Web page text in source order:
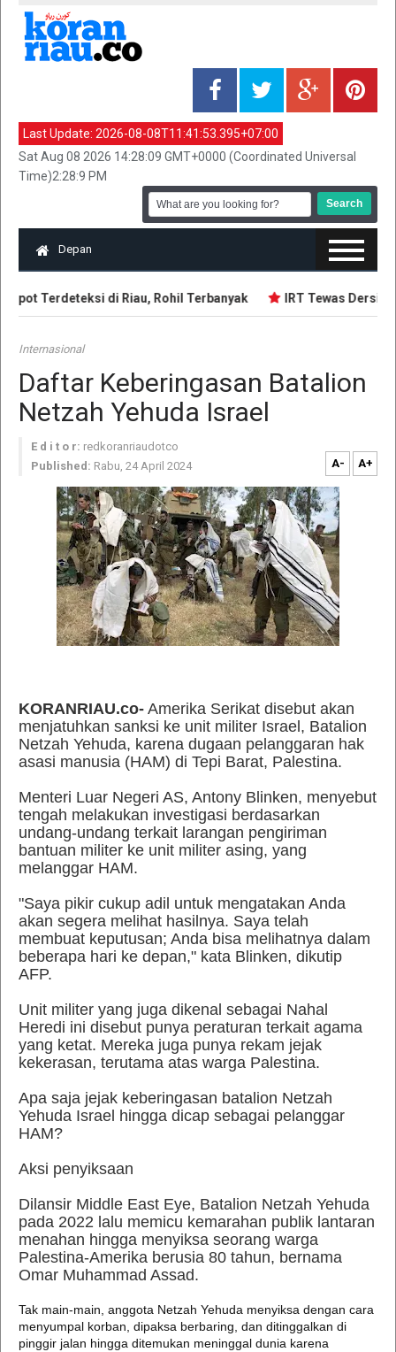
Last Update: 2026-08-08T11:41:53.395+07:00
Sat Aug 08 2026 14:28:09 GMT+0000 (Coordinated Universal
Time)2:28:9 PM
Depan
Terdeteksi di Riau, Rohil Terbanyak IRT Tewas
Internasional
Daftar Keberingasan Batalion
Netzah Yehuda Israel
E d i t o r: redkoranriaudotco
Published: Rabu, 24 April 2024 A- A+
KORANRIAU.co- Amerika Serikat disebut akan
menjatuhkan sanksi ke unit militer Israel, Batalion
Netzah Yehuda, karena dugaan pelanggaran hak
asasi manusia (HAM) di Tepi Barat, Palestina.
Menteri Luar Negeri AS, Antony Blinken, menyebut
tengah melakukan investigasi berdasarkan
undang-undang terkait larangan pengiriman
bantuan militer ke unit militer asing, yang
melanggar HAM.
"Saya pikir cukup adil untuk mengatakan Anda
akan segera melihat hasilnya. Saya telah
membuat keputusan; Anda bisa melihatnya dalam
beberapa hari ke depan," kata Blinken, dikutip
AFP.
Unit militer yang juga dikenal sebagai Nahal
Heredi ini disebut punya peraturan terkait agama
yang ketat. Mereka juga punya rekam jejak
kekerasan, terutama atas warga Palestina.
Apa saja jejak keberingasan batalion Netzah
Yehuda Israel hingga dicap sebagai pelanggar
HAM?
Aksi penyiksaan
Dilansir Middle East Eye, Batalion Netzah Yehuda
pada 2022 lalu memicu kemarahan publik lantaran
menahan hingga menyiksa seorang warga
Palestina-Amerika berusia 80 tahun, bernama
Omar Muhammad Assad.
Tak main-main, anggota Netzah Yehuda menyiksa dengan cara
menyumpal korban, dipaksa berbaring, dan ditinggalkan di
pinggir jalan hingga ditemukan meninggal dunia karena